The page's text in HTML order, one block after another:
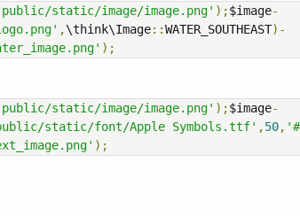
static/image/image.png' );$image-
,\think\Image::WATER_SOUTHEAST)-
);
static/image/image.png' );$image-
static/font/Apple Symbols.ttf' ,50,
);